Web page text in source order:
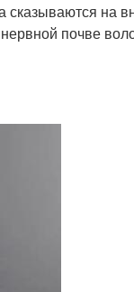
сказываются на
почве